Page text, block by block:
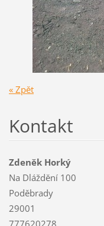
« Zpět
Kontakt
Zdeněk Horký
Na Dláždění 100
Poděbrady
29001
777620278